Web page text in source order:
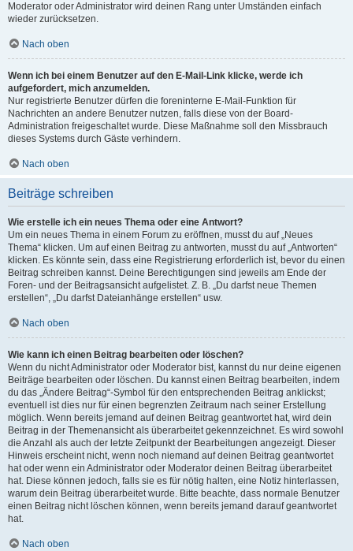
Moderator oder Administrator wird deinen Rang unter Umständen einfach
wieder zurücksetzen.
Nach oben
Wenn ich bei einem Benutzer auf den E-Mail-Link klicke, werde ich
aufgefordert, mich anzumelden.
Nur registrierte Benutzer dürfen die foreninterne E-Mail-Funktion für
Nachrichten an andere Benutzer nutzen, falls diese von der Board-
Administration freigeschaltet wurde. Diese Maßnahme soll den Missbrauch
dieses Systems durch Gäste verhindern.
Nach oben
Beiträge schreiben
Wie erstelle ich ein neues Thema oder eine Antwort?
Um ein neues Thema in einem Forum zu eröffnen, musst du auf „Neues
Thema“ klicken. Um auf einen Beitrag zu antworten, musst du auf „Antworten“
klicken. Es könnte sein, dass eine Registrierung erforderlich ist, bevor du einen
Beitrag schreiben kannst. Deine Berechtigungen sind jeweils am Ende der
Foren- und der Beitragsansicht aufgelistet. Z. B. „Du darfst neue Themen
erstellen“, „Du darfst Dateianhänge erstellen“ usw.
Nach oben
Wie kann ich einen Beitrag bearbeiten oder löschen?
Wenn du nicht Administrator oder Moderator bist, kannst du nur deine eigenen
Beiträge bearbeiten oder löschen. Du kannst einen Beitrag bearbeiten, indem
du das „Ändere Beitrag“-Symbol für den entsprechenden Beitrag anklickst;
eventuell ist dies nur für einen begrenzten Zeitraum nach seiner Erstellung
möglich. Wenn bereits jemand auf deinen Beitrag geantwortet hat, wird dein
Beitrag in der Themenansicht als überarbeitet gekennzeichnet. Es wird sowohl
die Anzahl als auch der letzte Zeitpunkt der Bearbeitungen angezeigt. Dieser
Hinweis erscheint nicht, wenn noch niemand auf deinen Beitrag geantwortet
hat oder wenn ein Administrator oder Moderator deinen Beitrag überarbeitet
hat. Diese können jedoch, falls sie es für nötig halten, eine Notiz hinterlassen,
warum dein Beitrag überarbeitet wurde. Bitte beachte, dass normale Benutzer
einen Beitrag nicht löschen können, wenn bereits jemand darauf geantwortet
hat.
Nach oben